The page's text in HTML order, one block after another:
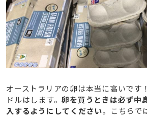
オーストラリアの卵は本当に高いです
ドルはします。卵を買うときは必ず中
入するようにしてください。こちらで